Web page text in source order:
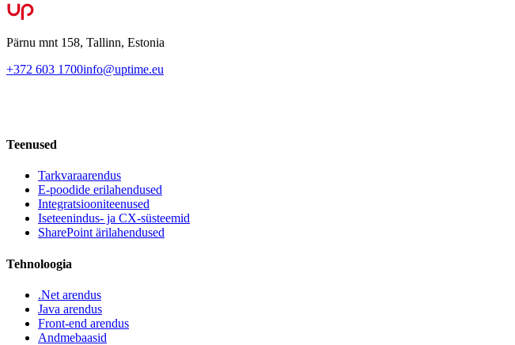
Pärnu mnt 158, Tallinn, Estonia
+372 603 1700info@uptime.eu
Teenused
Tarkvaraarendus
E-poodide erilahendused
Integratsiooniteenused
Iseteenindus- ja CX-süsteemid
SharePoint ärilahendused
Tehnoloogia
.Net arendus
Java arendus
Front-end arendus
Andmebaasid